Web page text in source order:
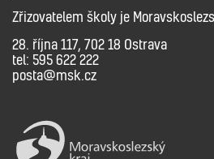
Zřizovatelem školy je
28. října 117, 702 18 Ostrava
tel: 595 622 222
posta@msk.cz